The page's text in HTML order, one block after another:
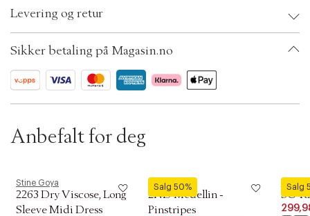
EAN: 5715555556821
Ax numbers: 06798301
ID: BKRB86-00VN
Levering og retur
Sikker betaling på Magasin.no
Anbefalt for deg
Stine Goya
2263 Dry Viscose, Long
Sleeve Midi Dress
Salg 50%
2NDDAY
2ND Medellin -
Pinstripes
Salg
SC-